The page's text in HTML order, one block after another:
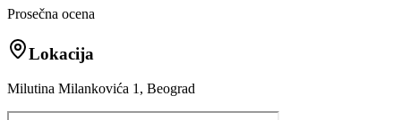
Prosečna ocena
Lokacija
Milutina Milankovića 1, Beograd